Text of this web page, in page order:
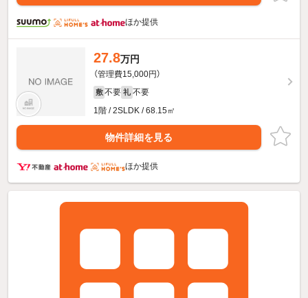
ほか提供
27.8万円
（管理費15,000円）
敷 不要 礼 不要
1階 / 2SLDK / 68.15㎡
物件詳細を見る
ほか提供